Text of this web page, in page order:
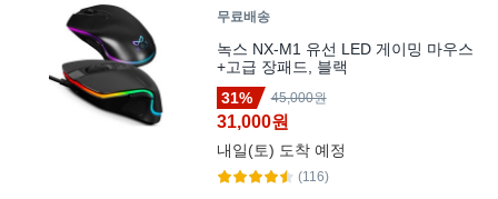
무료배송
녹스 NX-M1 유선 LED 게이밍 마우스
+고급 장패드, 블랙
31%
45,000원
31,000원
내일(토) 도착 예정
(116)